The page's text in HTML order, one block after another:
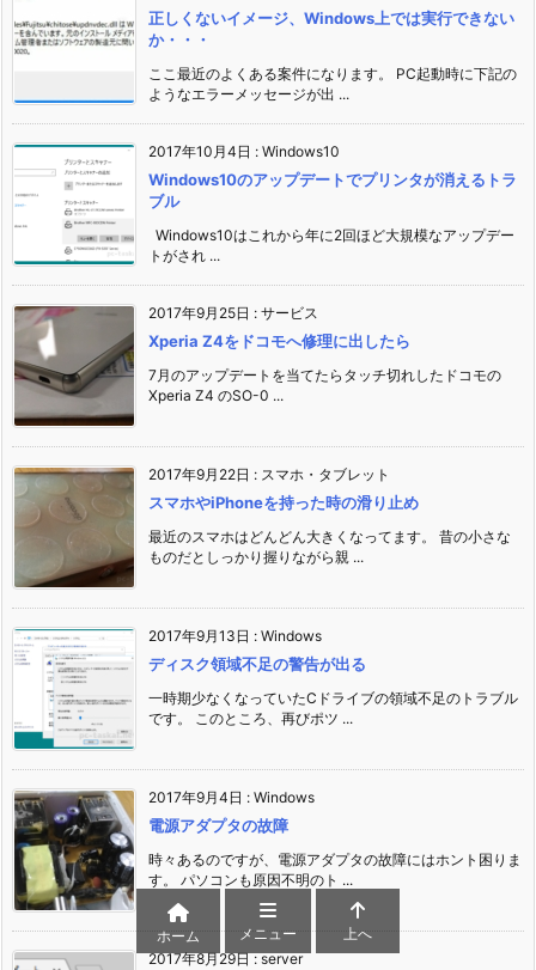
正しくないイメージ、Windows上では実行できない
か・・・
ここ最近のよくある案件になります。 PC起動時に下記の
ようなエラーメッセージが出 ...
2017年10月4日 : Windows10
Windows10のアップデートでプリンタが消えるトラ
ブル
Windows10はこれから年に2回ほど大規模なアップデー
トがされ ...
2017年9月25日 : サービス
Xperia Z4をドコモへ修理に出したら
7月のアップデートを当てたらタッチ切れしたドコモの
Xperia Z4 のSO-0 ...
2017年9月22日 : スマホ・タブレット
スマホやiPhoneを持った時の滑り止め
最近のスマホはどんどん大きくなってます。 昔の小さな
ものだとしっかり握りながら親 ...
2017年9月13日 : Windows
ディスク領域不足の警告が出る
一時期少なくなっていたCドライブの領域不足のトラブル
です。 このところ、再びポツ ...
2017年9月4日 : Windows
電源アダプタの故障
時々あるのですが、電源アダプタの故障にはホント困りま
す。 パソコンも原因不明のト ...
2017年8月29日:server
ホーム メニュー 上へ